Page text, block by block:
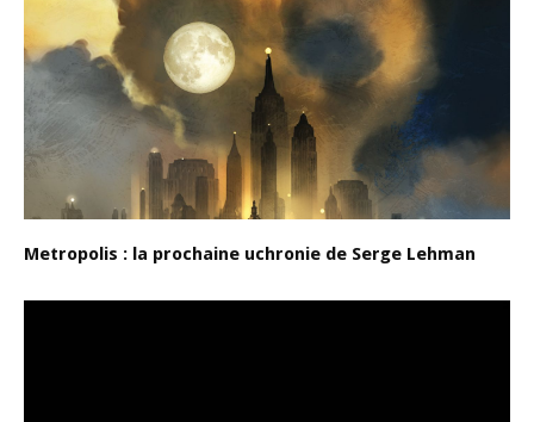
Metropolis : la prochaine uchronie de Serge Lehman